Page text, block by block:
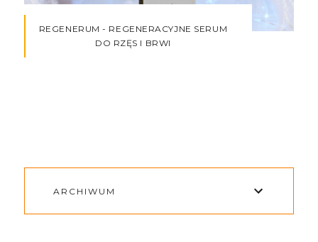
REGENERUM - REGENERACYJNE SERUM
DO RZĘS I BRWI
ARCHIWUM